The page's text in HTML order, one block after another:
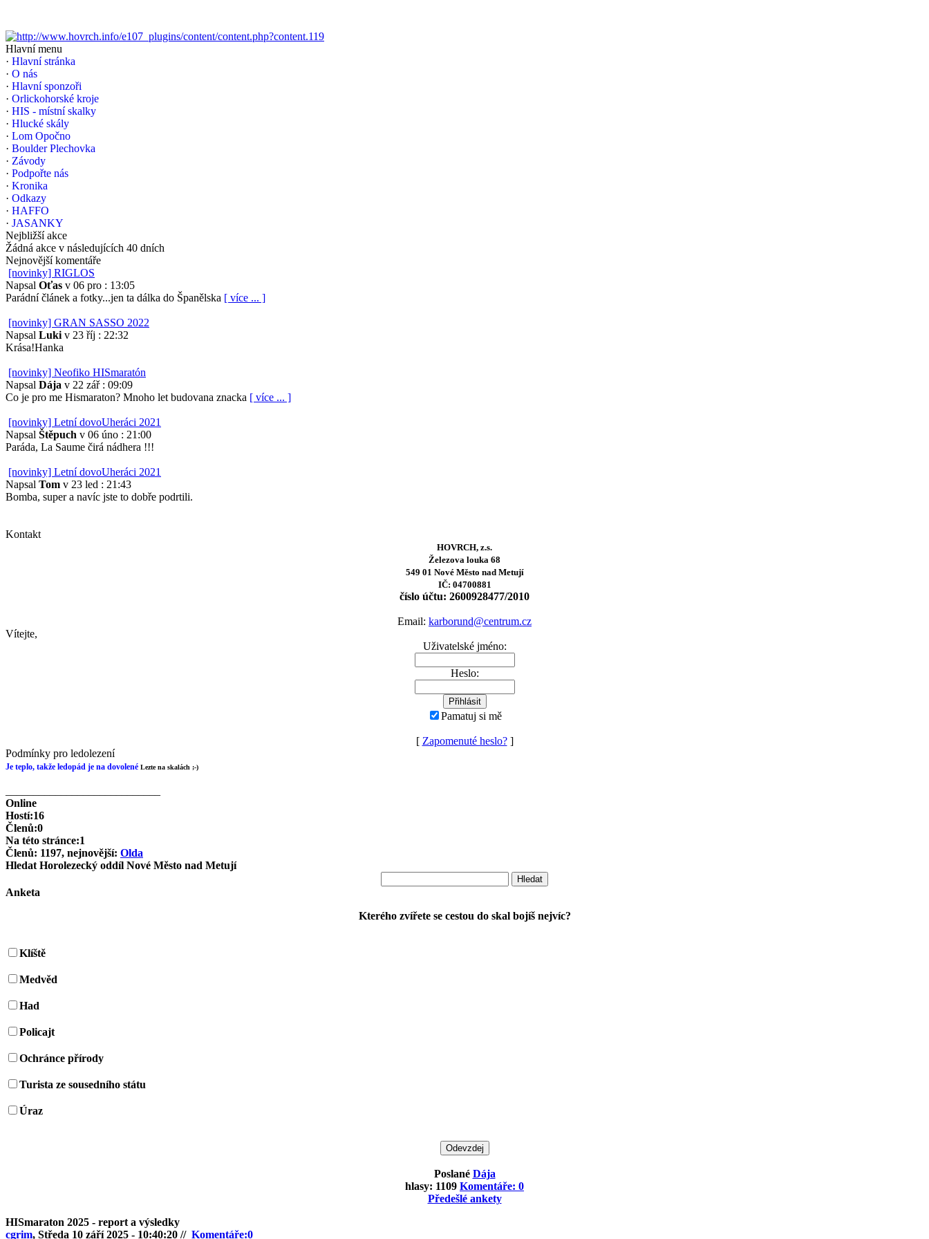
Hlavní menu
· Hlavní stránka
· O nás
· Hlavní sponzoři
· Orlickohorské kroje
· HIS - místní skalky
· Hlucké skály
· Lom Opočno
· Boulder Plechovka
· Závody
· Podpořte nás
· Kronika
· Odkazy
· HAFFO
· JASANKY
Nejbližší akce
Žádná akce v následujících 40 dních
Nejnovější komentáře
[novinky] RIGLOS
Napsal Oťas v 06 pro : 13:05
Parádní článek a fotky...jen ta dálka do Španělska [ více ... ]
[novinky] GRAN SASSO 2022
Napsal Luki v 23 říj : 22:32
Krása!Hanka
[novinky] Neofiko HISmaratón
Napsal Dája v 22 zář : 09:09
Co je pro me Hismaraton? Mnoho let budovana znacka [ více ... ]
[novinky] Letní dovoUheráci 2021
Napsal Štěpuch v 06 úno : 21:00
Paráda, La Saume čirá nádhera !!!
[novinky] Letní dovoUheráci 2021
Napsal Tom v 23 led : 21:43
Bomba, super a navíc jste to dobře podrtili.
Kontakt
HOVRCH, z.s.
Železova louka 68
549 01 Nové Město nad Metují
IČ: 04700881
číslo účtu: 2600928477/2010
Email: karborund@centrum.cz
Vítejte,
Uživatelské jméno:
Heslo:
Pamatuj si mě
[ Zapomenuté heslo?]
Podmínky pro ledolezení
Je teplo, takže ledopád je na dovolené Lezte na skalách ;-)
Online
Hostí:16
Členů:0
Na této stránce:1
Členů: 1197, nejnovější: Olda
Hledat Horolezecký oddíl Nové Město nad Metují
Anketa
Kterého zvířete se cestou do skal bojíš nejvíc?
Klíště
Medvěd
Had
Policajt
Ochránce přírody
Turista ze sousedního státu
Úraz
Poslané Dája
hlasy: 1109 Komentáře: 0
Předešlé ankety
HISmaraton 2025 - report a výsledky
cgrim, Středa 10 září 2025 - 10:40:20 // Komentáře:0